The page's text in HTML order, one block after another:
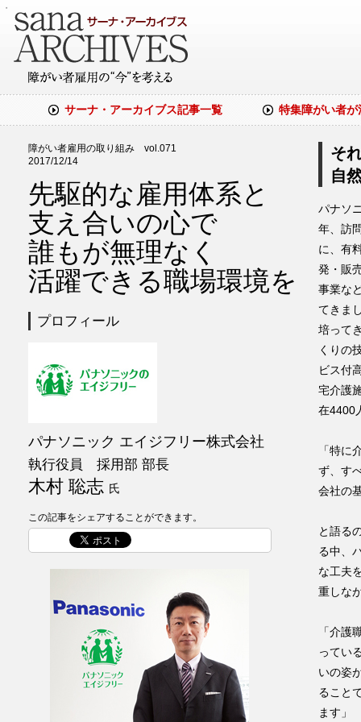
サーナ・アーカイブス記事一覧 特集障がい者
障がい者雇用の取り組み vol.071
2017/12/14
先駆的な雇用体系と
支え合いの心で
誰もが無理なく
活躍できる職場環境を
プロフィール
パナソニック エイジフリー株式会社
執行役員 採用部 部長
木村 聡志 氏
この記事をシェアすることができます。
そ
自
パナソ
年、訪
に、有
発・販
事業な
てきま
培って
くりの
ビス付
宅介護
在4400
「特に
ず、す
会社の
と語る
る中、
な工夫
重しな
「介護
ってい
いの姿
ること
ます」
・